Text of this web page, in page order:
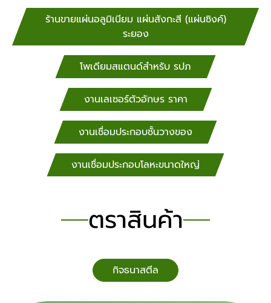
ร้านขายแผ่นอลูมิเนียม แผ่นสังกะสี (แผ่นซิงค์)
ระยอง
โพเดียมสแตนด์สำหรับ​ รปภ
งานเลเซอร์ตัวอักษร ราคา
งานเชื่อมประกอบชั้นวางของ
งานเชื่อมประกอบโลหะขนาดใหญ่
ตราสินค้า
กิจธนาสตีล